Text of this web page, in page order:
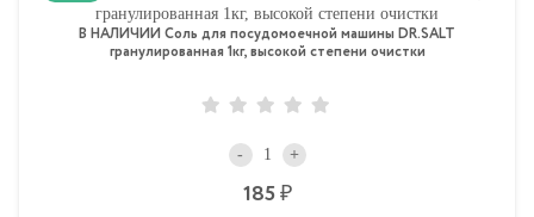
В НАЛИЧИИ Соль для посудомоечной машины DR.SALT
гранулированная 1кг, высокой степени очистки
- +
185